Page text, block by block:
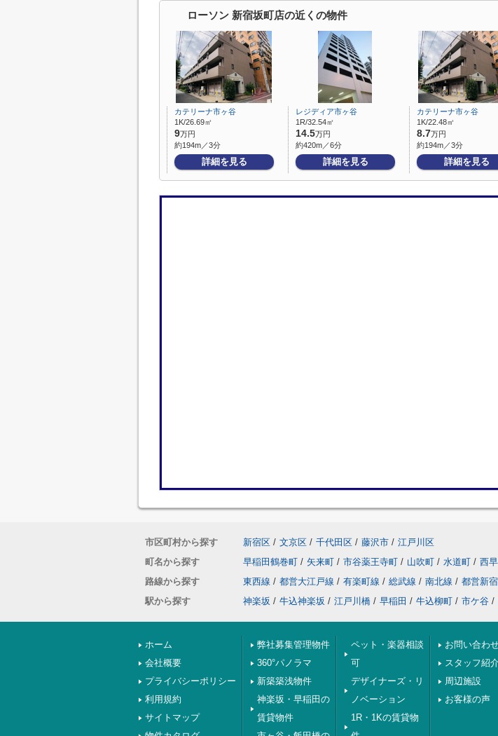
ローソン 新宿坂町店の近くの物件
カテリーナ市ヶ谷
1K/26.69㎡
9万円
約194m／3分
詳細を見る
レジディア市ヶ谷
1R/32.54㎡
14.5万円
約420m／6分
詳細を見る
カテリーナ市ヶ谷
1K/22.48㎡
8.7万円
約194m／3分
詳細を見る
市区町村から探す 新宿区 / 文京区 / 千代田区 / 藤沢市 / 江戸川区
町名から探す
早稲田鶴巻町 / 矢来町 / 市谷薬王寺町 / 山吹町 / 水道町 / 西
路線から探す
東西線 / 都営大江戸線 / 有楽町線 / 総武線 / 南北線 / 都営新
駅から探す
神楽坂 / 牛込神楽坂 / 江戸川橋 / 早稲田 / 牛込柳町 / 市ケ谷 /
ホーム
会社概要
プライバシーポリシー
利用規約
サイトマップ
弊社募集管理物件
360°パノラマ
新築築浅物件
神楽坂・早稲田の
賃貸物件
ペット・楽器相談
可
デザイナーズ・リ
ノベーション
1R・1Kの賃貸物
お問い合わ
スタッフ紹
周辺施設
お客様の声